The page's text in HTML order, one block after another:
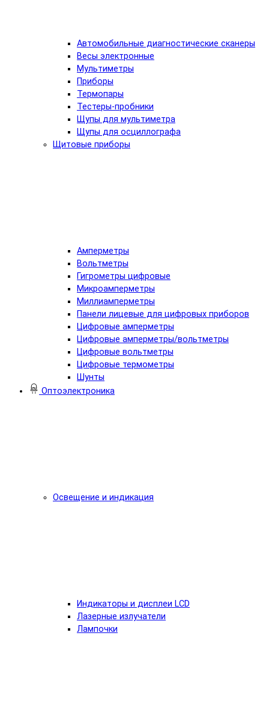
Автомобильные диагностические сканеры
Весы электронные
Мультиметры
Приборы
Термопары
Тестеры-пробники
Щупы для мультиметра
Щупы для осциллографа
Щитовые приборы
Амперметры
Вольтметры
Гигрометры цифровые
Микроамперметры
Миллиамперметры
Панели лицевые для цифровых приборов
Цифровые амперметры
Цифровые амперметры/вольтметры
Цифровые вольтметры
Цифровые термометры
Шунты
Оптоэлектроника
Освещение и индикация
Индикаторы и дисплеи LCD
Лазерные излучатели
Лампочки